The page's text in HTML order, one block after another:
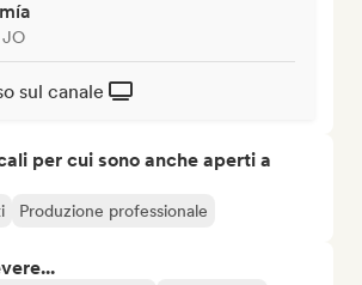
JO
sul canale
per cui sono anche aperti a
Produzione professionale